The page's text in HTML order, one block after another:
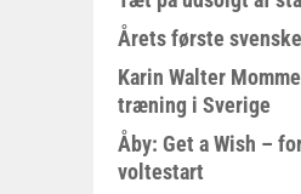
Årets første
Karin Walter
træning i Sverige
Åby: Get a Wish –
voltestart